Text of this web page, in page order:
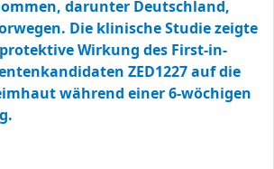
darunter Deutschland,
Die klinische Studie zeigte
Wirkung des First-in-
ZED1227 auf die
während einer 6-wöchigen